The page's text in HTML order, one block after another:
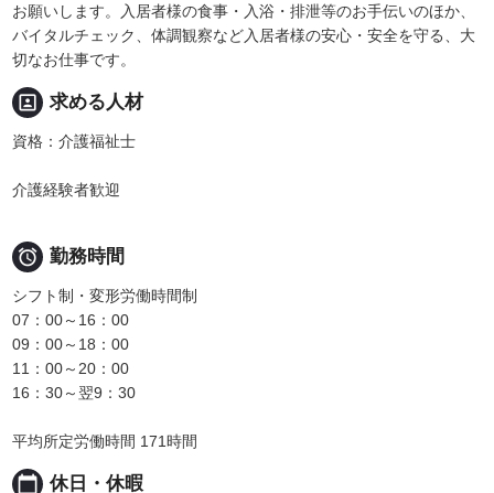
お願いします。入居者様の食事・入浴・排泄等のお手伝いのほか、
バイタルチェック、体調観察など入居者様の安心・安全を守る、大
切なお仕事です。
portrait 求める人材
資格：介護福祉士
介護経験者歓迎
 勤務時間
シフト制・変形労働時間制
07：00～16：00
09：00～18：00
11：00～20：00
16：30～翌9：30
平均所定労働時間 171時間
calendar_today 休日・休暇